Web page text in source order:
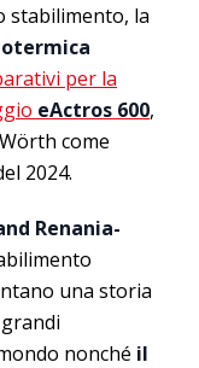
stabilimento, la
per la
eActros 600,
come
2024.
Renania-
una storia
nonché il